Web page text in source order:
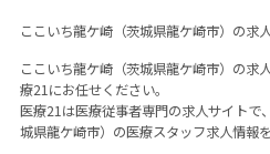
ここいち龍ケ崎（茨城県龍ケ崎市）の求
ここいち龍ケ崎（茨城県龍ケ崎市）の求
療21にお任せください。
医療21は医療従事者専門の求人サイトで
城県龍ケ崎市）の医療スタッフ求人情報